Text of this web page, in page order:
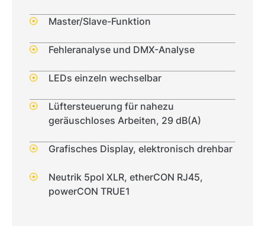
Master/Slave-Funktion
Fehleranalyse und DMX-Analyse
LEDs einzeln wechselbar
Lüftersteuerung für nahezu
geräuschloses Arbeiten, 29 dB(A)
Grafisches Display, elektronisch drehbar
Neutrik 5pol XLR, etherCON RJ45,
powerCON TRUE1